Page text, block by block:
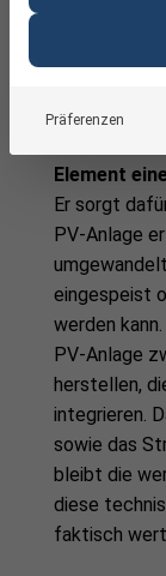
Element
Er sorgt
PV-Anlage
eingespeist
werden
PV-Anlage
herstellen,
integrieren.
sowie das
bleibt die
diese
faktisch
Präferenzen